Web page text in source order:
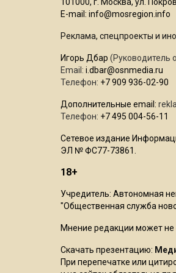
E-mail: info@mosregion.info
Реклама, спецпроекты и
Игорь Дбар (Руководитель
Email: i.dbar@osnmedia.ru
Телефон: +7 909 936-02-90
Дополнительные email:
Телефон: +7 495 004-56-11
Сетевое издание
ЭЛ № ФС77-73861.
18+
Учредитель: Автономная
"Общественная служба
Мнение редакции может не
Скачать презентацию:
При перепечатке или